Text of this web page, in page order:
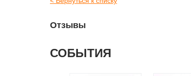
Отзывы
СОБЫТИЯ